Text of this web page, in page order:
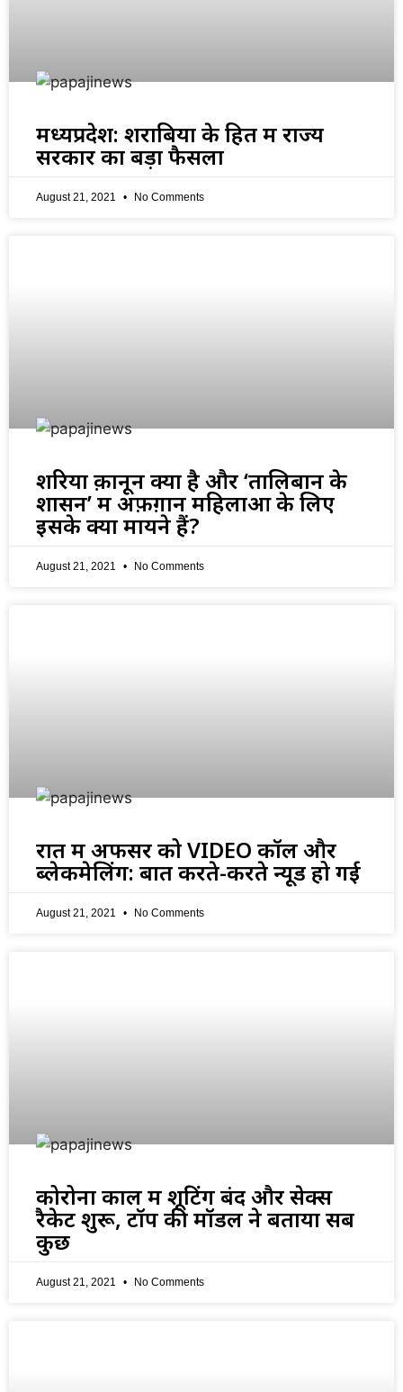
मध्यप्रदेश: शराबियों के हित में राज्य
सरकार का बड़ा फैसला
August 21, 2021 No Comments
शरिया क़ानून क्या है और ‘तालिबान के
शासन’ में अफ़ग़ान महिलाओं के लिए
इसके क्या मायने हैं?
August 21, 2021 No Comments
रात में अफसर को VIDEO कॉल और
ब्लेकमेलिंग: बात करते-करते न्यूड हो गई
August 21, 2021 No Comments
कोरोना काल में शूटिंग बंद और सेक्स
रैकेट शुरू, टॉप की मॉडल ने बताया सब
कुछ
August 21, 2021 No Comments